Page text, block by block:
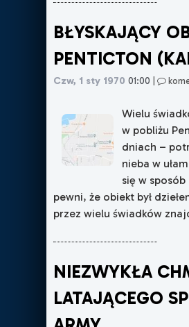
BŁYSKAJĄCY
PENTICTON
Czw, 1 sty 1970 01:00 |
Wielu
w pobliżu
dniach –
nieba w
się w sposób
pewni, że obiekt był
przez wielu świadków
NIEZWYKŁA
LATAJĄCEGO